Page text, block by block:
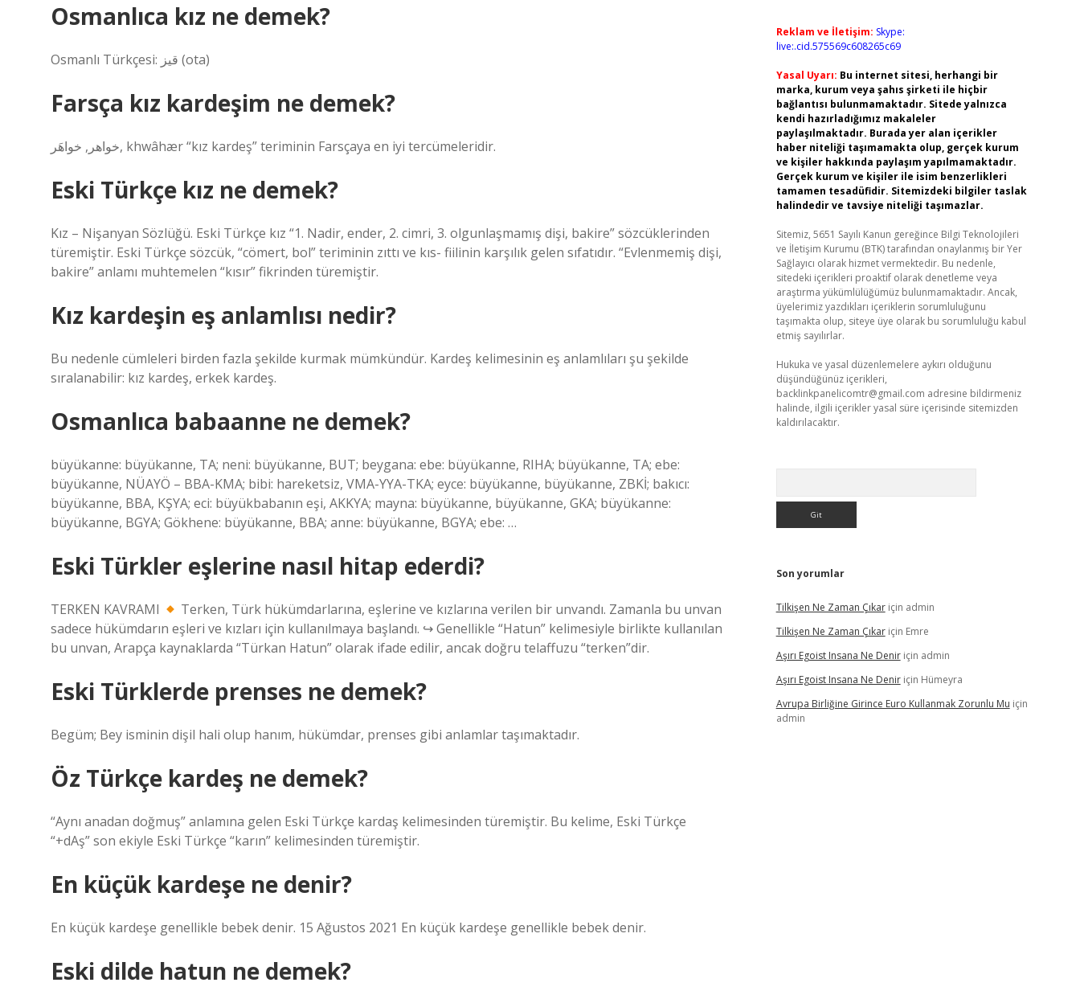
Osmanlıca kız ne demek?
Osmanlı Türkçesi: قیز‎ (ota)
Farsça kız kardeşim ne demek?
خواهر, خواهَر, khwâhær “kız kardeş” teriminin Farsçaya en iyi tercümeleridir.
Eski Türkçe kız ne demek?
Kız – Nişanyan Sözlüğü. Eski Türkçe kız “1. Nadir, ender, 2. cimri, 3. olgunlaşmamış dişi, bakire” sözcüklerinden
türemiştir. Eski Türkçe sözcük, “cömert, bol” teriminin zıttı ve kıs- fiilinin karşılık gelen sıfatıdır. “Evlenmemiş dişi,
bakire” anlamı muhtemelen “kısır” fikrinden türemiştir.
Kız kardeşin eş anlamlısı nedir?
Bu nedenle cümleleri birden fazla şekilde kurmak mümkündür. Kardeş kelimesinin eş anlamlıları şu şekilde
sıralanabilir: kız kardeş, erkek kardeş.
Osmanlıca babaanne ne demek?
büyükanne: büyükanne, TA; neni: büyükanne, BUT; beygana: ebe: büyükanne, RIHA; büyükanne, TA; ebe:
büyükanne, NÜAYÖ – BBA-KMA; bibi: hareketsiz, VMA-YYA-TKA; eyce: büyükanne, büyükanne, ZBKİ; bakıcı:
büyükanne, BBA, KŞYA; eci: büyükbabanın eşi, AKKYA; mayna: büyükanne, büyükanne, GKA; büyükanne:
büyükanne, BGYA; Gökhene: büyükanne, BBA; anne: büyükanne, BGYA; ebe: …
Eski Türkler eşlerine nasıl hitap ederdi?
TERKEN KAVRAMI
Terken, Türk hükümdarlarına, eşlerine ve kızlarına verilen bir unvandı. Zamanla bu unvan
sadece hükümdarın eşleri ve kızları için kullanılmaya başlandı. ↪ Genellikle “Hatun” kelimesiyle birlikte kullanılan
bu unvan, Arapça kaynaklarda “Türkan Hatun” olarak ifade edilir, ancak doğru telaffuzu “terken”dir.
Eski Türklerde prenses ne demek?
Begüm; Bey isminin dişil hali olup hanım, hükümdar, prenses gibi anlamlar taşımaktadır.
Öz Türkçe kardeş ne demek?
“Aynı anadan doğmuş” anlamına gelen Eski Türkçe kardaş kelimesinden türemiştir. Bu kelime, Eski Türkçe
“+dAş” son ekiyle Eski Türkçe “karın” kelimesinden türemiştir.
En küçük kardeşe ne denir?
En küçük kardeşe genellikle bebek denir. 15 Ağustos 2021 En küçük kardeşe genellikle bebek denir.
Eski dilde hatun ne demek?
Reklam ve İletişim: Skype:
live:.cid.575569c608265c69
Yasal Uyarı: Bu internet sitesi, herhangi bir
marka, kurum veya şahıs şirketi ile hiçbir
bağlantısı bulunmamaktadır. Sitede yalnızca
kendi hazırladığımız makaleler
paylaşılmaktadır. Burada yer alan içerikler
haber niteliği taşımamakta olup, gerçek kurum
ve kişiler hakkında paylaşım yapılmamaktadır.
Gerçek kurum ve kişiler ile isim benzerlikleri
tamamen tesadüfidir. Sitemizdeki bilgiler taslak
halindedir ve tavsiye niteliği taşımazlar.
Sitemiz, 5651 Sayılı Kanun gereğince Bilgi Teknolojileri
ve İletişim Kurumu (BTK) tarafından onaylanmış bir Yer
Sağlayıcı olarak hizmet vermektedir. Bu nedenle,
sitedeki içerikleri proaktif olarak denetleme veya
araştırma yükümlülüğümüz bulunmamaktadır. Ancak,
üyelerimiz yazdıkları içeriklerin sorumluluğunu
taşımakta olup, siteye üye olarak bu sorumluluğu kabul
etmiş sayılırlar.
Hukuka ve yasal düzenlemelere aykırı olduğunu
düşündüğünüz içerikleri,
backlinkpanelicomtr@gmail.com adresine bildirmeniz
halinde, ilgili içerikler yasal süre içerisinde sitemizden
kaldırılacaktır.
Son yorumlar
Tilkişen Ne Zaman Çıkariçin admin
Tilkişen Ne Zaman Çıkariçin Emre
Aşırı Egoist Insana Ne Deniriçin admin
Aşırı Egoist Insana Ne Deniriçin Hümeyra
Avrupa Birliğine Girince Euro Kullanmak Zorunlu Mu için
admin